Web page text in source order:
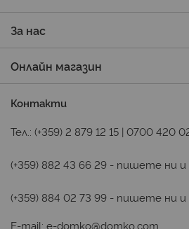
За нас
Онлайн магазин
Контакти
Тел.: (+359) 2 879 12 15 | 0700 420
(+359) 882 43 66 29 - пишете ни и
(+359) 884 02 73 99 - пишете ни и
E-mail: e-domko@domko.com